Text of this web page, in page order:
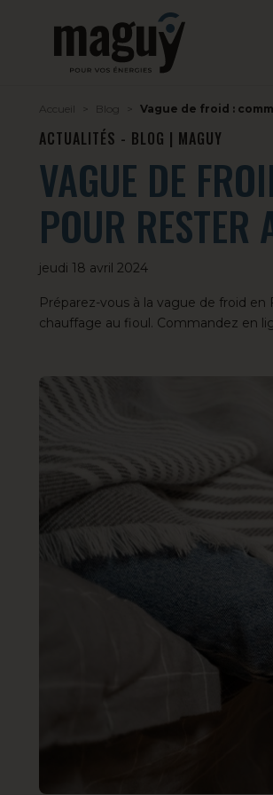
Accueil Blog Vague de froid :
ACTUALITÉS - BLOG | MAGUY
VAGUE DE
POUR RESTER
jeudi 18 avril 2024
Préparez-vous à la vague de froid
chauffage au fioul. Commandez en